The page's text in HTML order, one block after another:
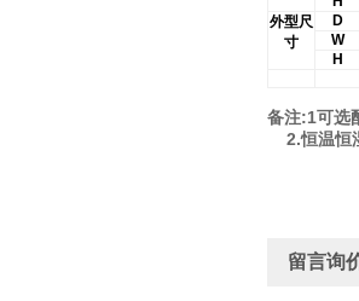
外型尺
寸
D
W
H
备注:1可选
2.恒温恒
留言询